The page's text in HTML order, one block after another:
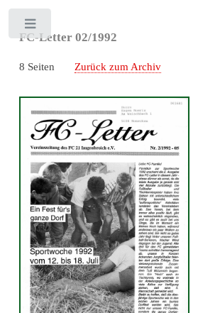
FC-Letter 02/1992
8 Seiten Zurück zum Archiv